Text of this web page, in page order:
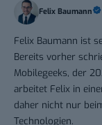
Felix Baumann
Felix Baumann ist
Bereits vorher
Mobilegeeks, der
arbeitet Felix in
daher nicht nur
Technologien.